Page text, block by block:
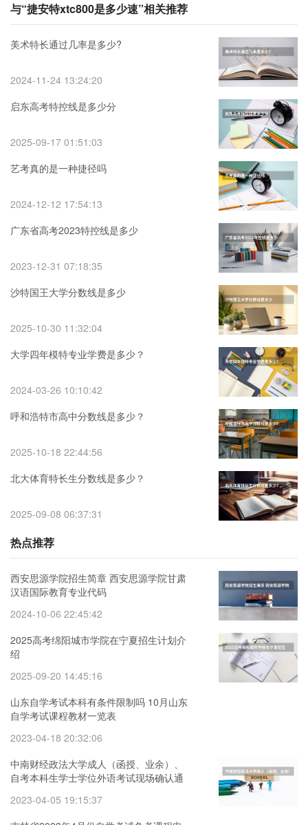
与“捷安特xtc800是多少速”相关推荐
美术特长通过几率是多少?
2024-11-24 13:24:20
启东高考特控线是多少分
2025-09-17 01:51:03
艺考真的是一种捷径吗
2024-12-12 17:54:13
广东省高考2023特控线是多少
2023-12-31 07:18:35
沙特国王大学分数线是多少
2025-10-30 11:32:04
大学四年模特专业学费是多少？
2024-03-26 10:10:42
呼和浩特市高中分数线是多少？
2025-10-18 22:44:56
北大体育特长生分数线是多少？
2025-09-08 06:37:31
热点推荐
西安思源学院招生简章 西安思源学院甘肃
汉语国际教育专业代码
2024-10-06 22:45:42
2025高考绵阳城市学院在宁夏招生计划介
绍
2025-09-20 14:45:16
山东自学考试本科有条件限制吗 10月山东
自学考试课程教材一览表
2023-04-18 20:32:06
中南财经政法大学成人（函授、业余）、
自考本科生学士学位外语考试现场确认通
业汇总表
2023-04-05 19:15:37